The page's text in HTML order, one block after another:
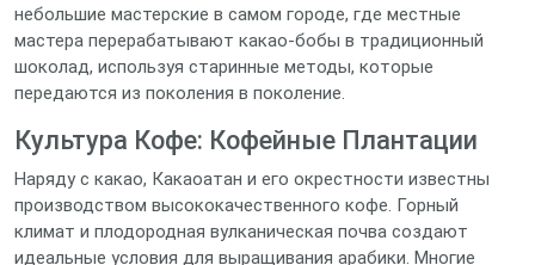
небольшие мастерские в самом городе, где местные
мастера перерабатывают какао-бобы в традиционный
шоколад, используя старинные методы, которые
передаются из поколения в поколение.
Культура Кофе: Кофейные Плантации
Наряду с какао, Какаоатан и его окрестности известны
производством высококачественного кофе. Горный
климат и плодородная вулканическая почва создают
идеальные условия для выращивания арабики. Многие